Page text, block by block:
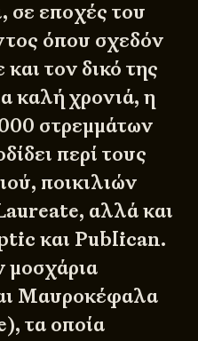
σε εποχές του
όπου σχεδόν
τον δικό της
καλή χρονιά, η
στρεμμάτων
περί τους
ποικιλιών
αλλά και
και Publican.
μοσχάρια
Μαυροκέφαλα
τα οποία